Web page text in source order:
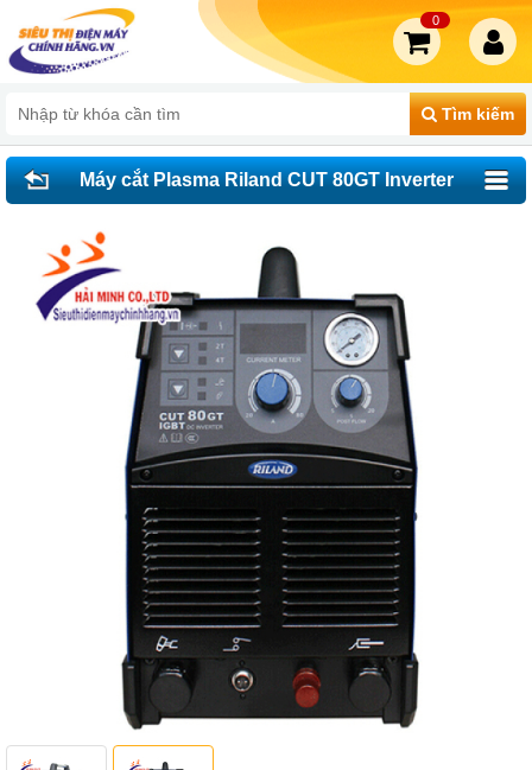
Tìm kiếm
0
Máy cắt Plasma Riland CUT 80GT Inverter